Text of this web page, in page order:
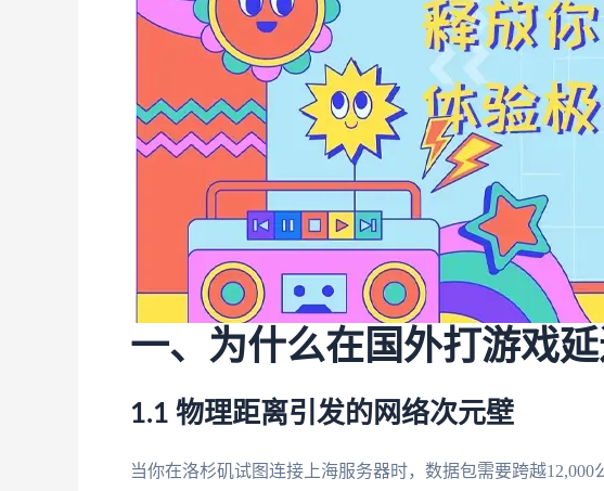
一、为什么在国外打游戏延
1.1 物理距离引发的网络次元壁
当你在洛杉矶试图连接上海服务器时，数据包需要跨越